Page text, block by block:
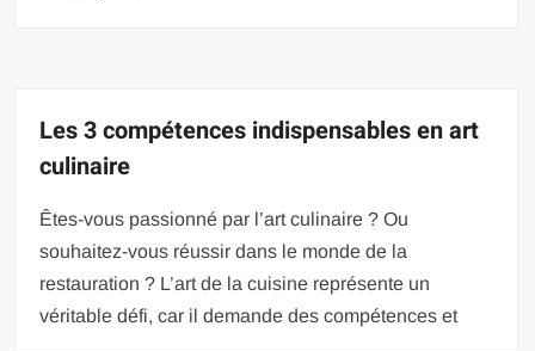
Les 3 compétences indispensables en art
culinaire
Êtes-vous passionné par l’art culinaire ? Ou
souhaitez-vous réussir dans le monde de la
restauration ? L’art de la cuisine représente un
véritable défi, car il demande des compétences et